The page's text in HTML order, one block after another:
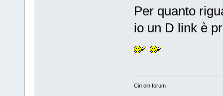
Per quanto
io un D link è
Cin cin forum